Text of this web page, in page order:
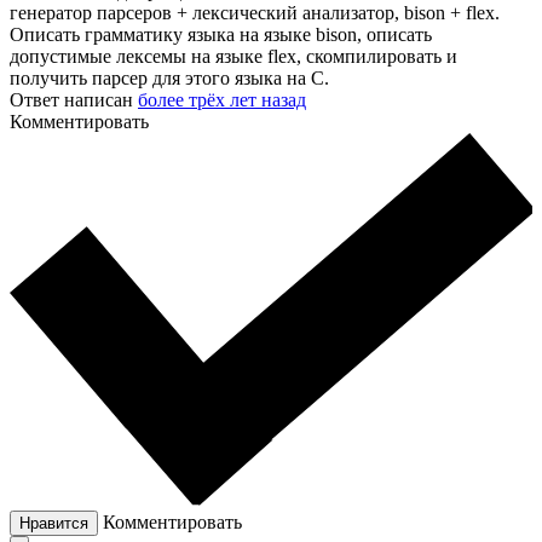
генератор парсеров + лексический анализатор, bison + flex.
Описать грамматику языка на языке bison, описать
допустимые лексемы на языке flex, скомпилировать и
получить парсер для этого языка на C.
Ответ написан более трёх лет назад
Комментировать
Нравится Комментировать